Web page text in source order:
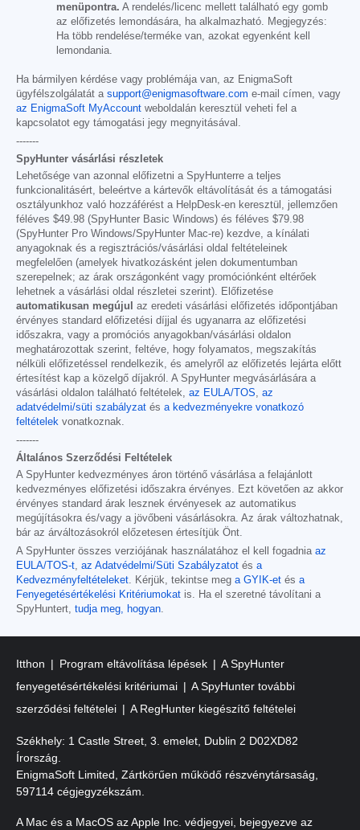
menüpontra. A rendelés/licenc mellett található egy gomb
az előfizetés lemondására, ha alkalmazható. Megjegyzés:
Ha több rendelése/terméke van, azokat egyenként kell
lemondania.
Ha bármilyen kérdése vagy problémája van, az EnigmaSoft
ügyfélszolgálatát a support@enigmasoftware.com e-mail címen, vagy
az EnigmaSoft MyAccount weboldalán keresztül veheti fel a
kapcsolatot egy támogatási jegy megnyitásával.
-------
SpyHunter vásárlási részletek
Lehetősége van azonnal előfizetni a SpyHunterre a teljes
funkcionalitásért, beleértve a kártevők eltávolítását és a támogatási
osztályunkhoz való hozzáférést a HelpDesk-en keresztül, jellemzően
féléves $49.98 (SpyHunter Basic Windows) és féléves $79.98
(SpyHunter Pro Windows/SpyHunter Mac-re) kezdve, a kínálati
anyagoknak és a regisztrációs/vásárlási oldal feltételeinek
megfelelően (amelyek hivatkozásként jelen dokumentumban
szerepelnek; az árak országonként vagy promóciónként eltérőek
lehetnek a vásárlási oldal részletei szerint). Előfizetése
automatikusan megújul
az eredeti vásárlási előfizetés időpontjában
érvényes standard előfizetési díjjal és ugyanarra az előfizetési
időszakra, vagy a promóciós anyagokban/vásárlási oldalon
meghatározottak szerint, feltéve, hogy folyamatos, megszakítás
nélküli előfizetéssel rendelkezik, és amelyről az előfizetés lejárta előtt
értesítést kap a közelgő díjakról. A SpyHunter megvásárlására a
vásárlási oldalon található feltételek, az EULA/TOS
az
adatvédelmi/süti szabályzat és a kedvezményekre vonatkozó
feltételek vonatkoznak.
-------
Általános Szerződési Feltételek
A SpyHunter kedvezményes áron történő vásárlása a felajánlott
kedvezményes előfizetési időszakra érvényes. Ezt követően az akkor
érvényes standard árak lesznek érvényesek az automatikus
megújításokra és/vagy a jövőbeni vásárlásokra. Az árak változhatnak,
bár az árváltozásokról előzetesen értesítjük Önt.
A SpyHunter összes verziójának használatához el kell fogadnia az
EULA/TOS-t az Adatvédelmi/Süti Szabályzatot és a
Kedvezményfeltételeket . Kérjük, tekintse meg a GYIK-et és a
Fenyegetésértékelési Kritériumokat is. Ha el szeretné távolítani a
SpyHuntert, tudja meg, hogyan
Itthon Program eltávolítása lépések
A SpyHunter
fenyegetésértékelési kritériumai
A SpyHunter további
szerződési feltételei
A RegHunter kiegészítő feltételei
Székhely: 1 Castle Street, 3. emelet, Dublin 2 D02XD82
Írország.
EnigmaSoft Limited, Zártkörűen működő részvénytársaság,
597114 cégjegyzékszám.
A Mac és a MacOS az Apple Inc. védjegyei, bejegyezve az